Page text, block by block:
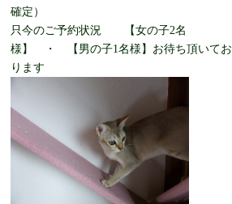
確定）
只今のご予約状況 【女の子2名
様】 ・ 【男の子1名様】お待ち頂いてお
ります